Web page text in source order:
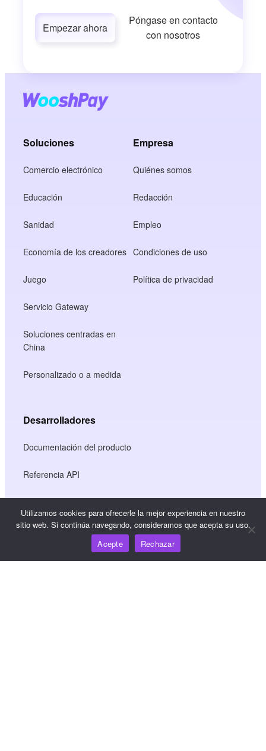
Empezar ahora
Póngase en contacto
con nosotros
Soluciones
Comercio electrónico
Educación
Sanidad
Economía de los creadores
Juego
Servicio Gateway
Soluciones centradas en
China
Personalizado o a medida
Empresa
Quiénes somos
Redacción
Empleo
Condiciones de uso
Política de privacidad
Desarrolladores
Documentación del producto
Referencia API
Referencia JS SDK
Utilizamos cookies para ofrecerle la mejor experiencia en nuestro
sitio web. Si continúa navegando, consideramos que acepta su uso.
Acepte
Rechazar